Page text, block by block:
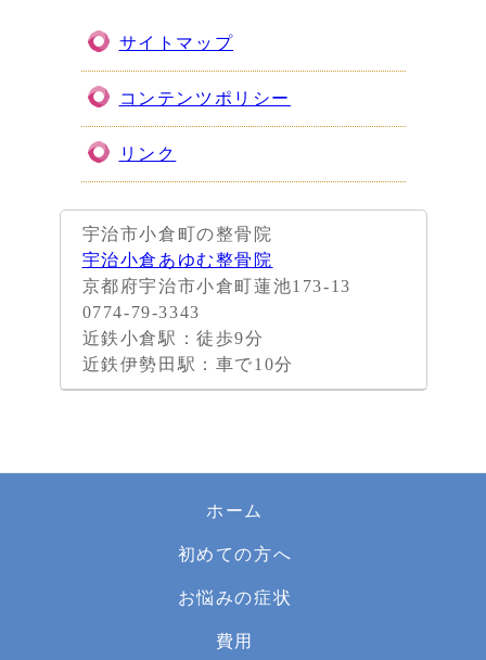
サイトマップ
コンテンツポリシー
リンク
宇治市小倉町の整骨院
宇治小倉あゆむ整骨院
京都府宇治市小倉町蓮池173-13
0774-79-3343
近鉄小倉駅：徒歩9分
近鉄伊勢田駅：車で10分
ホーム
初めての方へ
お悩みの症状
費用